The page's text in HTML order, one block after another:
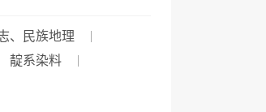
、民族地理
靛系染料